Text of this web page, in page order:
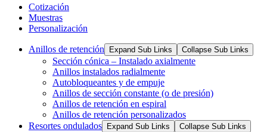
Cotización
Muestras
Personalización
Anillos de retención Expand Sub Links Collapse Sub Links
Sección cónica – Instalado axialmente
Anillos instalados radialmente
Autobloqueantes y de empuje
Anillos de sección constante (o de presión)
Anillos de retención en espiral
Anillos de retención personalizados
Resortes ondulados
Expand Sub Links Collapse Sub Links